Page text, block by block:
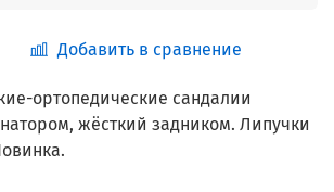
Добавить в сравнение
ортопедические сандалии
жёсткий задником. Липучки